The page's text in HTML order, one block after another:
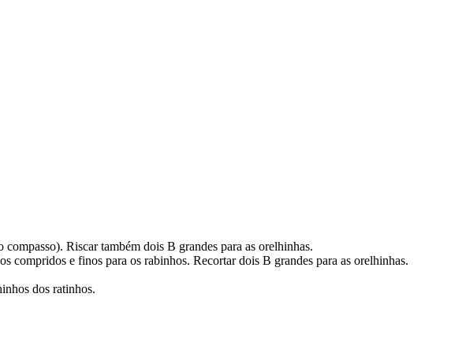
Riscar também dois B grandes para as orelhinhas.
e finos para os rabinhos. Recortar dois B grandes para as orelhinhas.
dos ratinhos.